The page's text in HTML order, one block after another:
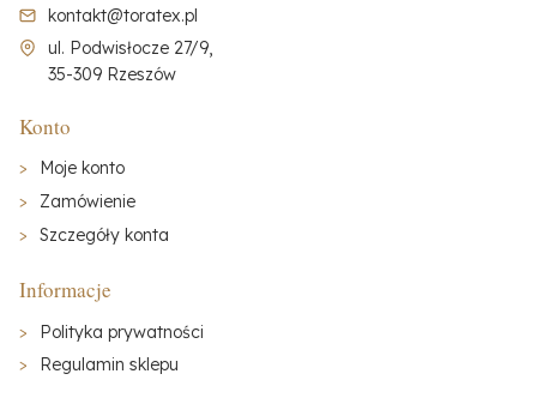
kontakt@toratex.pl
ul. Podwisłocze 27/9,
35-309 Rzeszów
Konto
Moje konto
Zamówienie
Szczegóły konta
Informacje
Polityka prywatności
Regulamin sklepu